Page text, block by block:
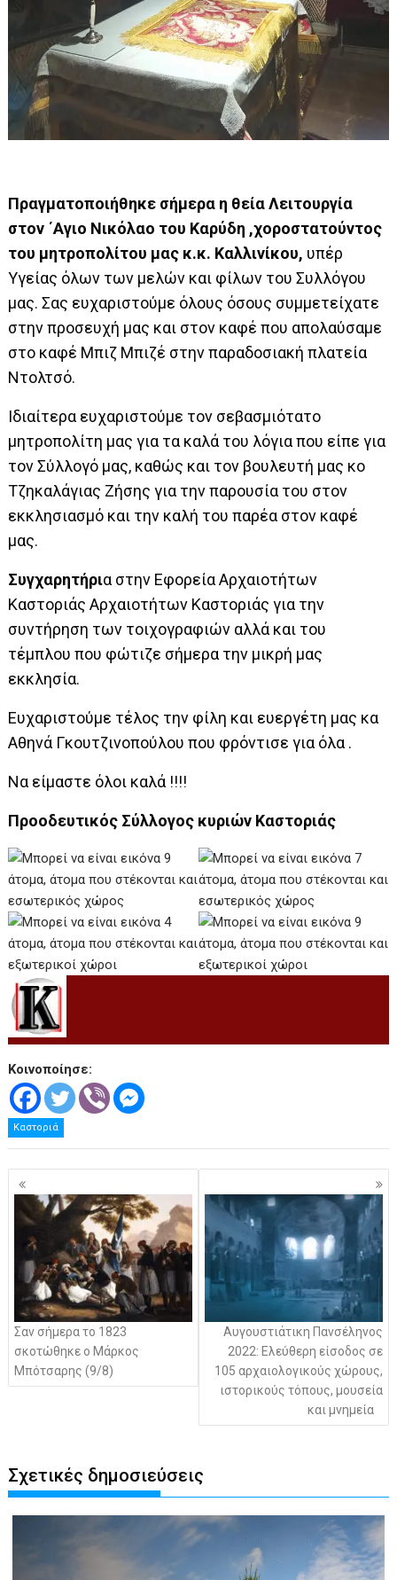
Πραγματοποιήθηκε σήμερα η θεία Λειτουργία
στον ΄Αγιο Νικόλαο του Καρύδη ,χοροστατούντος
του μητροπολίτου μας κ.κ. Καλλινίκου, υπέρ
Υγείας όλων των μελών και φίλων του Συλλόγου
μας. Σας ευχαριστούμε όλους όσους συμμετείχατε
στην προσευχή μας και στον καφέ που απολαύσαμε
στο καφέ Μπιζ Μπιζέ στην παραδοσιακή πλατεία
Ντολτσό.
Ιδιαίτερα ευχαριστούμε τον σεβασμιότατο
μητροπολίτη μας για τα καλά του λόγια που είπε για
τον Σύλλογό μας, καθώς και τον βουλευτή μας κο
Τζηκαλάγιας Ζήσης για την παρουσία του στον
εκκλησιασμό και την καλή του παρέα στον καφέ
μας.
Συγχαρητήρια στην Εφορεία Αρχαιοτήτων
Καστοριάς Αρχαιοτήτων Καστοριάς για την
συντήρηση των τοιχογραφιών αλλά και του
τέμπλου που φώτιζε σήμερα την μικρή μας
εκκλησία.
Ευχαριστούμε τέλος την φίλη και ευεργέτη μας κα
Αθηνά Γκουτζινοπούλου που φρόντισε για όλα .
Να είμαστε όλοι καλά !!!!
Προοδευτικός Σύλλογος κυριών Καστοριάς
Κοινοποίησε:
Καστοριά
Πλοήγηση
άρθρων
Σαν σήμερα το 1823
σκοτώθηκε ο Μάρκος
Μπότσαρης (9/8)
Αυγουστιάτικη Πανσέληνος
2022: Ελεύθερη είσοδος σε
105 αρχαιολογικούς χώρους,
ιστορικούς τόπους, μουσεία
και μνημεία
Σχετικές δημοσιεύσεις